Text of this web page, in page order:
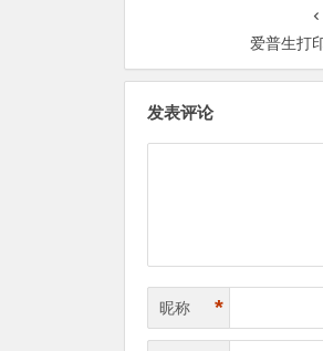
爱普生打
发表评论
昵称 *